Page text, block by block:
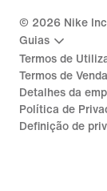
© 2026 Nike
Guias
Termos de
Termos de Venda
Detalhes da
Política de
Definição de